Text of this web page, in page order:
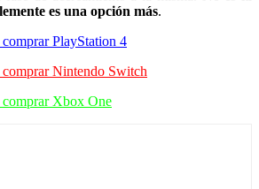
es una opción más.
PlayStation 4
comprar Nintendo Switch
comprar Xbox One